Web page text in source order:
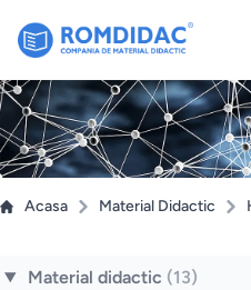
Acasa Material Didactic
Material didactic (13)